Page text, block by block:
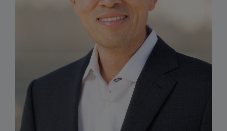
Christopher Koos
Joel Szabat